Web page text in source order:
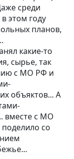
среди
этом году
планов,
какие-то
сырье, так
с МО РФ и
объяктов... А
вместе с МО
со